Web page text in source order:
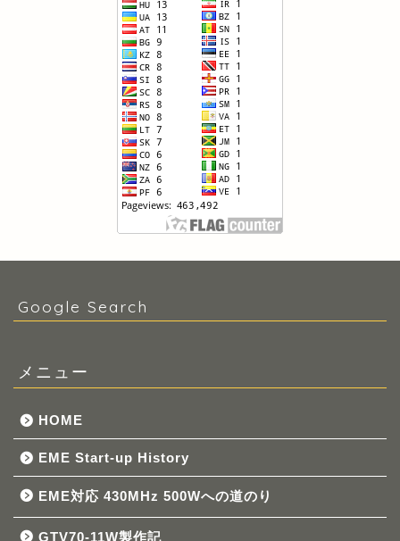
Google Search
メニュー
HOME
EME Start-up History
EME対応 430MHz 500Wへの道のり
GTV70-11W製作記